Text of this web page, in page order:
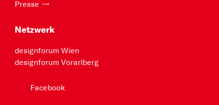
Presse
Netzwerk
designforum Wien
designforum Vorarlberg
Facebook